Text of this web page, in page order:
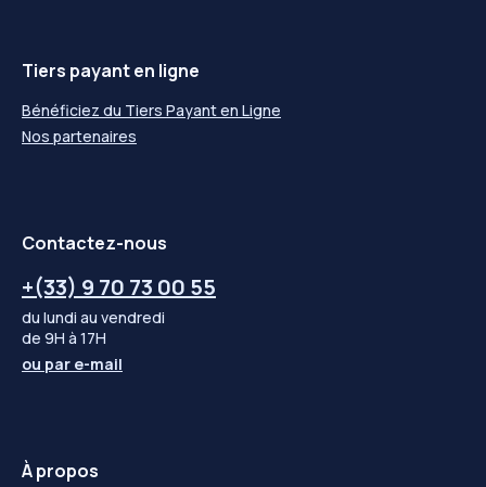
Tiers payant en ligne
Bénéficiez du Tiers Payant en Ligne
Nos partenaires
Contactez-nous
+(33) 9 70 73 00 55
du lundi au vendredi
de 9H à 17H
ou par e-mail
À propos